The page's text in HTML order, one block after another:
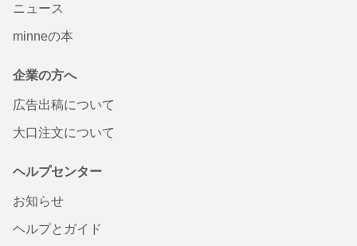
ニュース
minneの本
企業の方へ
広告出稿について
大口注文について
ヘルプセンター
お知らせ
ヘルプとガイド